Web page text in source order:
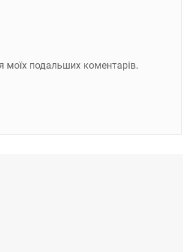
моїх подальших коментарів.